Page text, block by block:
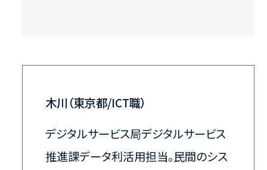
木川（東京都/ICT職）
デジタルサービス局デジタルサービス
推進課データ利活用担当。民間のシス